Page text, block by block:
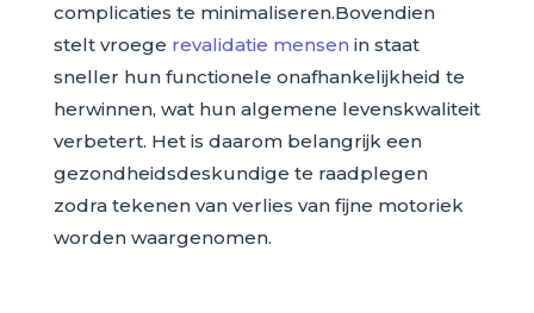
complicaties te minimaliseren.Bovendien
stelt vroege revalidatie mensen in staat
sneller hun functionele onafhankelijkheid te
herwinnen, wat hun algemene levenskwaliteit
verbetert. Het is daarom belangrijk een
gezondheidsdeskundige te raadplegen
zodra tekenen van verlies van fijne motoriek
worden waargenomen.